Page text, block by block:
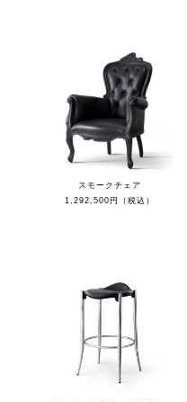
スモークチェア
1,292,500円（税込）